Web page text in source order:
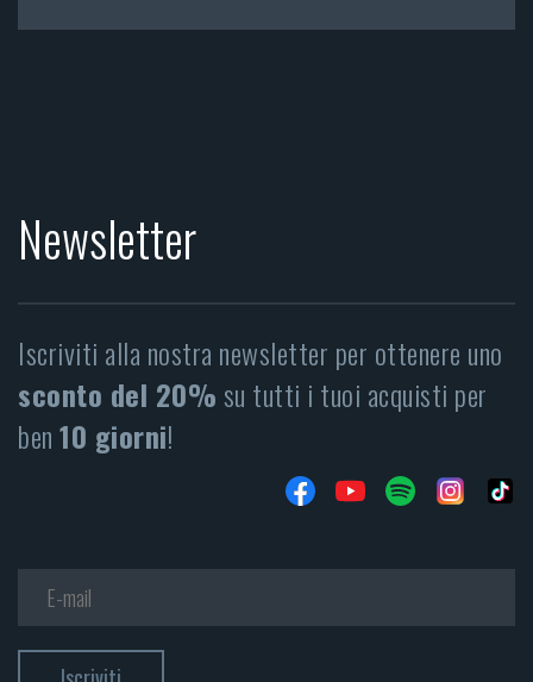
Newsletter
Iscriviti alla nostra newsletter per ottenere uno
sconto del 20%su tutti i tuoi acquisti per
ben10 giorni!